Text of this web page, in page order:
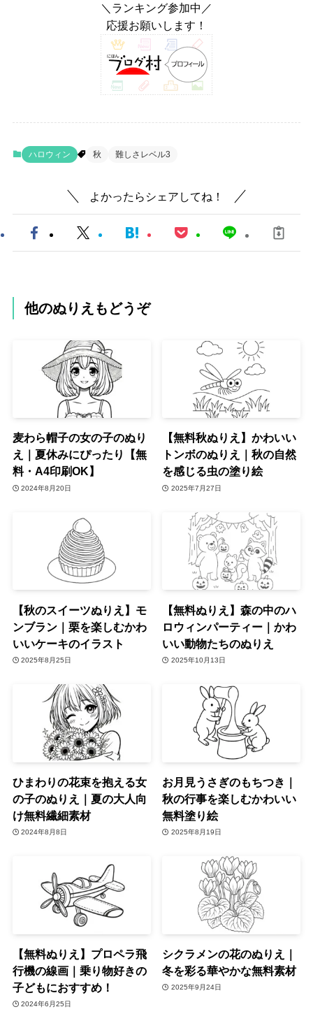
＼ランキング参加中／
応援お願いします！
ハロウィン 秋 難しさレベル3
よかったらシェアしてね！
他のぬりえもどうぞ
麦わら帽子の女の子のぬり
え｜夏休みにぴったり【無
料・A4印刷OK】
2024年8月20日
【無料秋ぬりえ】かわいい
トンボのぬりえ｜秋の自然
を感じる虫の塗り絵
2025年7月27日
【秋のスイーツぬりえ】モ
ンブラン｜栗を楽しむかわ
いいケーキのイラスト
2025年8月25日
【無料ぬりえ】森の中のハ
ロウィンパーティー｜かわ
いい動物たちのぬりえ
2025年10月13日
ひまわりの花束を抱える女
の子のぬりえ｜夏の大人向
け無料繊細素材
2024年8月8日
お月見うさぎのもちつき｜
秋の行事を楽しむかわいい
無料塗り絵
2025年8月19日
【無料ぬりえ】プロペラ飛
行機の線画｜乗り物好きの
子どもにおすすめ！
2024年6月25日
シクラメンの花のぬりえ｜
冬を彩る華やかな無料素材
2025年9月24日